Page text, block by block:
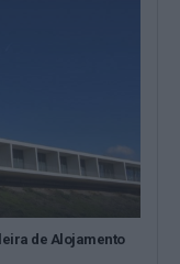
de Alojamento